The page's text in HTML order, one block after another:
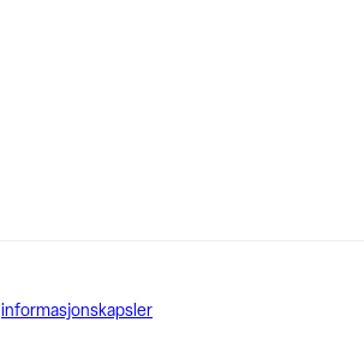
informasjonskapsler